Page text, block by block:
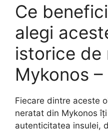
Ce
alegi
istorice de
Mykonos –
Fiecare dintre aceste
neratat din Mykonos
autenticitatea insulei,